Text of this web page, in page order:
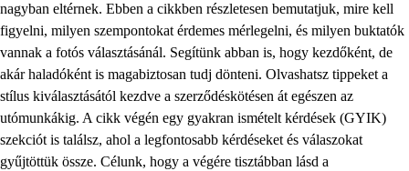
nagyban eltérnek. Ebben a cikkben részletesen bemutatjuk, mire kell
figyelni, milyen szempontokat érdemes mérlegelni, és milyen buktatók
vannak a fotós választásánál. Segítünk abban is, hogy kezdőként, de
akár haladóként is magabiztosan tudj dönteni. Olvashatsz tippeket a
stílus kiválasztásától kezdve a szerződéskötésen át egészen az
utómunkákig. A cikk végén egy gyakran ismételt kérdések (GYIK)
szekciót is találsz, ahol a legfontosabb kérdéseket és válaszokat
gyűjtöttük össze. Célunk, hogy a végére tisztábban lásd a